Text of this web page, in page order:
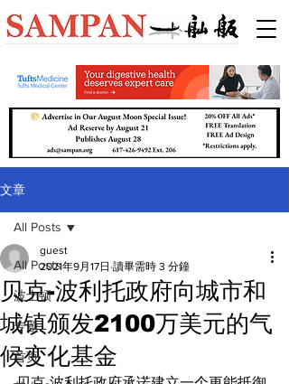
文章
All Posts
波士顿
专题
首页
All Posts
贝克-波利托政府向城市和
城镇颁发2100万美元的气
候变化基金
guest
2021年9月17日 讀畢需時 3 分鐘